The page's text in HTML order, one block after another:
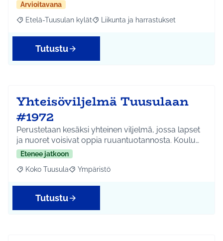
Arvioitavana
Rajaa tulokset aihepiirin mukaan: Etelä-Tuusulan kylät
Etelä-Tuusulan kylät Rajaa tulokset teeman mukaan:
Liikunta ja harrastukset
Tutustu
Yhteisöviljelmä Tuusulaan
#1972
Perustetaan kesäksi yhteinen viljelmä, jossa lapset
ja nuoret voisivat oppia ruuantuotannosta. Koulu…
Etenee jatkoon
Rajaa tulokset aihepiirin mukaan: Koko Tuusula
Koko Tuusula Rajaa tulokset teeman mukaan: Ympäristö
Ympäristö
Tutustu